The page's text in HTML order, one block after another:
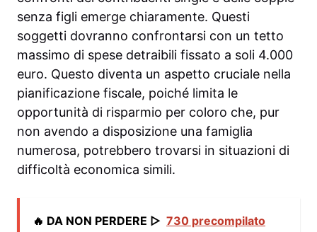
senza figli emerge chiaramente. Questi
soggetti dovranno confrontarsi con un tetto
massimo di spese detraibili fissato a soli 4.000
euro. Questo diventa un aspetto cruciale nella
pianificazione fiscale, poiché limita le
opportunità di risparmio per coloro che, pur
non avendo a disposizione una famiglia
numerosa, potrebbero trovarsi in situazioni di
difficoltà economica simili.
🔥 DA NON PERDERE ▷ 730 precompilato